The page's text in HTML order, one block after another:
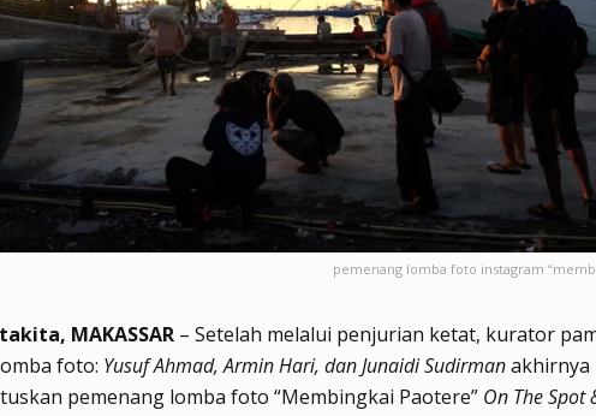
pemenang lomba foto instagram
MAKASSAR – Setelah melalui penjurian ketat, kurator
foto: Yusuf Ahmad, Armin Hari, dan Junaidi Sudirmanakhirnya
pemenang lomba foto “Membingkai Paotere” On The Spot